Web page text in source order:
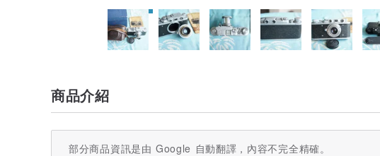
商品介紹
部分商品資訊是由 Google 自動翻譯，內容不完全精確。